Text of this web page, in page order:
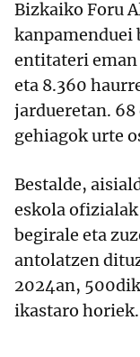
Bizkaiko Foru
kanpamenduei
entitateri
eta 8.360
jardueretan.
gehiagok urte
Bestalde,
eskola
begirale eta
antolatzen
2024an,
ikastaro horiek.